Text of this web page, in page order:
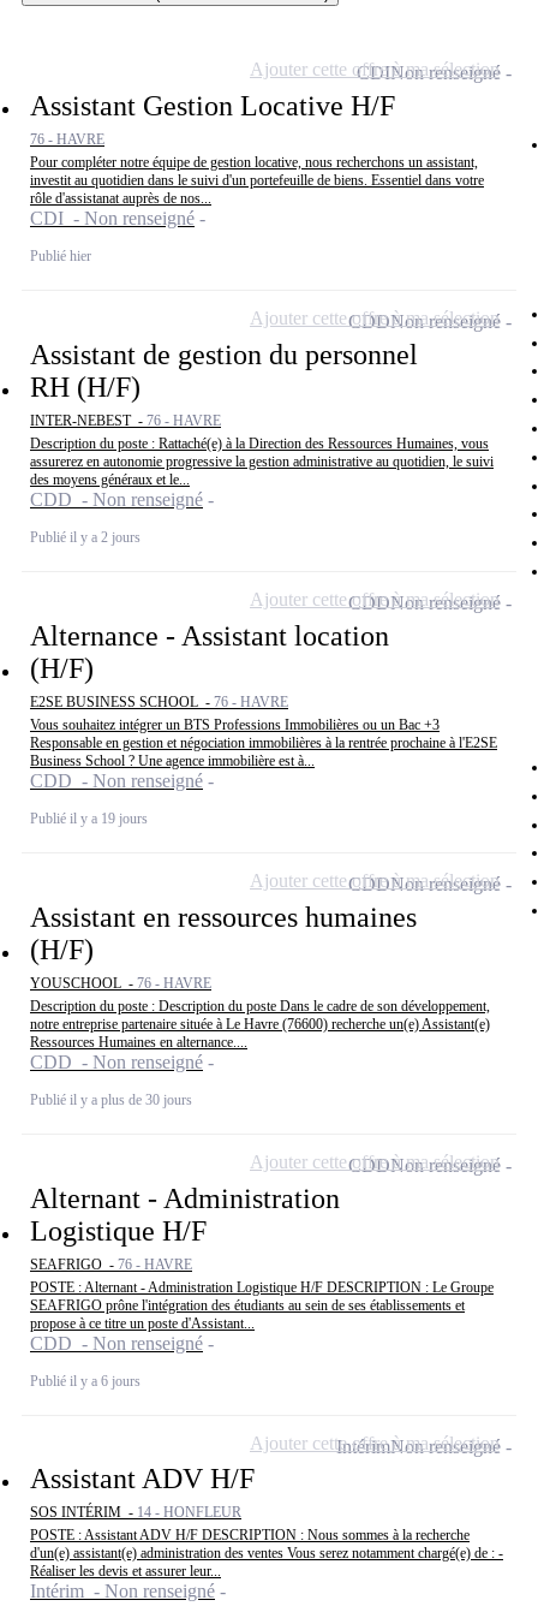
Assistant Gestion Locative H/F
76 - HAVRE
Pour compléter notre équipe de gestion locative, nous recherchons un assistant,
investit au quotidien dans le suivi d'un portefeuille de biens. Essentiel dans votre
rôle d'assistanat auprès de nos...
CDI - Non renseigné
Publié hier
CDINon renseigné
Ajouter cette offre à ma sélection
Assistant de gestion du personnel
RH (H/F)
INTER-NEBEST - 76 - HAVRE
Description du poste : Rattaché(e) à la Direction des Ressources Humaines, vous
assurerez en autonomie progressive la gestion administrative au quotidien, le suivi
des moyens généraux et le...
CDD - Non renseigné
Publié il y a 2 jours
CDDNon renseigné
Ajouter cette offre à ma sélection
Alternance - Assistant location
(H/F)
E2SE BUSINESS SCHOOL - 76 - HAVRE
Vous souhaitez intégrer un BTS Professions Immobilières ou un Bac +3
Responsable en gestion et négociation immobilières à la rentrée prochaine à l'E2SE
Business School ? Une agence immobilière est à...
CDD - Non renseigné
Publié il y a 19 jours
CDDNon renseigné
Ajouter cette offre à ma sélection
Assistant en ressources humaines
(H/F)
YOUSCHOOL - 76 - HAVRE
Description du poste : Description du poste Dans le cadre de son développement,
notre entreprise partenaire située à Le Havre (76600) recherche un(e) Assistant(e)
Ressources Humaines en alternance....
CDD - Non renseigné
Publié il y a plus de 30 jours
CDDNon renseigné
Ajouter cette offre à ma sélection
Alternant - Administration
Logistique H/F
SEAFRIGO - 76 - HAVRE
POSTE : Alternant - Administration Logistique H/F DESCRIPTION : Le Groupe
SEAFRIGO prône l'intégration des étudiants au sein de ses établissements et
propose à ce titre un poste d'Assistant...
CDD - Non renseigné
Publié il y a 6 jours
CDDNon renseigné
Ajouter cette offre à ma sélection
Assistant ADV H/F
SOS INTÉRIM - 14 - HONFLEUR
POSTE : Assistant ADV H/F DESCRIPTION : Nous sommes à la recherche
d'un(e) assistant(e) administration des ventes Vous serez notamment chargé(e) de : -
Réaliser les devis et assurer leur...
Intérim - Non renseigné
IntérimNon renseigné
Ajouter cette offre à ma sélection